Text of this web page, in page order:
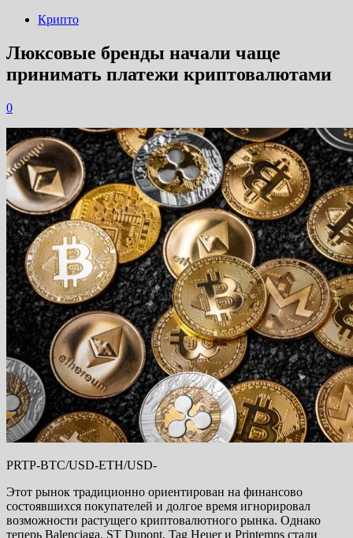
Крипто
Люксовые бренды начали чаще
принимать платежи криптовалютами
0
PRTP-BTC/USD-ETH/USD-
Этот рынок традиционно ориентирован на финансово
состоявшихся покупателей и долгое время игнорировал
возможности растущего криптовалютного рынка. Однако
теперь Balenciaga, ST Dupont, Tag Heuer и Printemps стали